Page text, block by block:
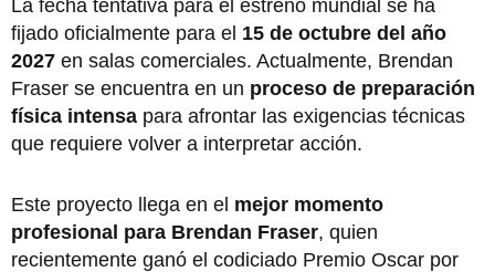
La fecha tentativa para el estreno mundial se ha
fijado oficialmente para el 15 de octubre del año
2027 en salas comerciales. Actualmente, Brendan
Fraser se encuentra en un proceso de preparación
física intensa para afrontar las exigencias técnicas
que requiere volver a interpretar acción.
Este proyecto llega en el mejor momento
profesional para Brendan Fraser, quien
recientemente ganó el codiciado Premio Oscar por